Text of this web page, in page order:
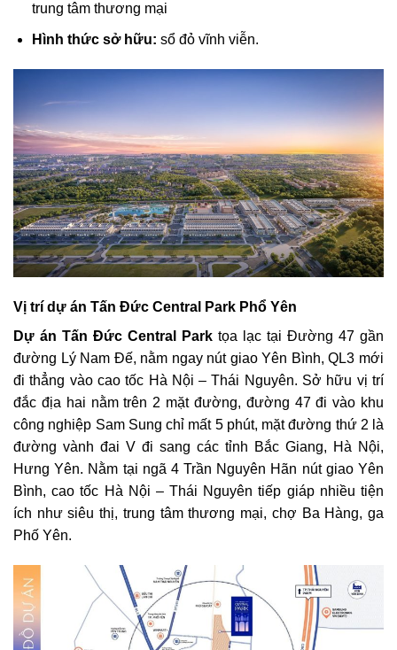
trung tâm thương mại
Hình thức sở hữu: sổ đỏ vĩnh viễn.
Vị trí dự án Tấn Đức Central Park Phổ Yên
Dự án Tấn Đức Central Park tọa lạc tại Đường 47 gần
đường Lý Nam Đế, nằm ngay nút giao Yên Bình, QL3 mới
đi thẳng vào cao tốc Hà Nội – Thái Nguyên. Sở hữu vị trí
đắc địa hai nằm trên 2 mặt đường, đường 47 đi vào khu
công nghiệp Sam Sung chỉ mất 5 phút, mặt đường thứ 2 là
đường vành đai V đi sang các tỉnh Bắc Giang, Hà Nội,
Hưng Yên. Nằm tại ngã 4 Trần Nguyên Hãn nút giao Yên
Bình, cao tốc Hà Nội – Thái Nguyên tiếp giáp nhiều tiện
ích như siêu thị, trung tâm thương mại, chợ Ba Hàng, ga
Phố Yên.